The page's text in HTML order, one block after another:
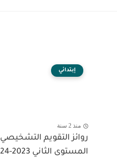
إبتدائي
منذ 2 سنة
روائز التقويم التشخيصي
المستوى الثاني 2023-2024